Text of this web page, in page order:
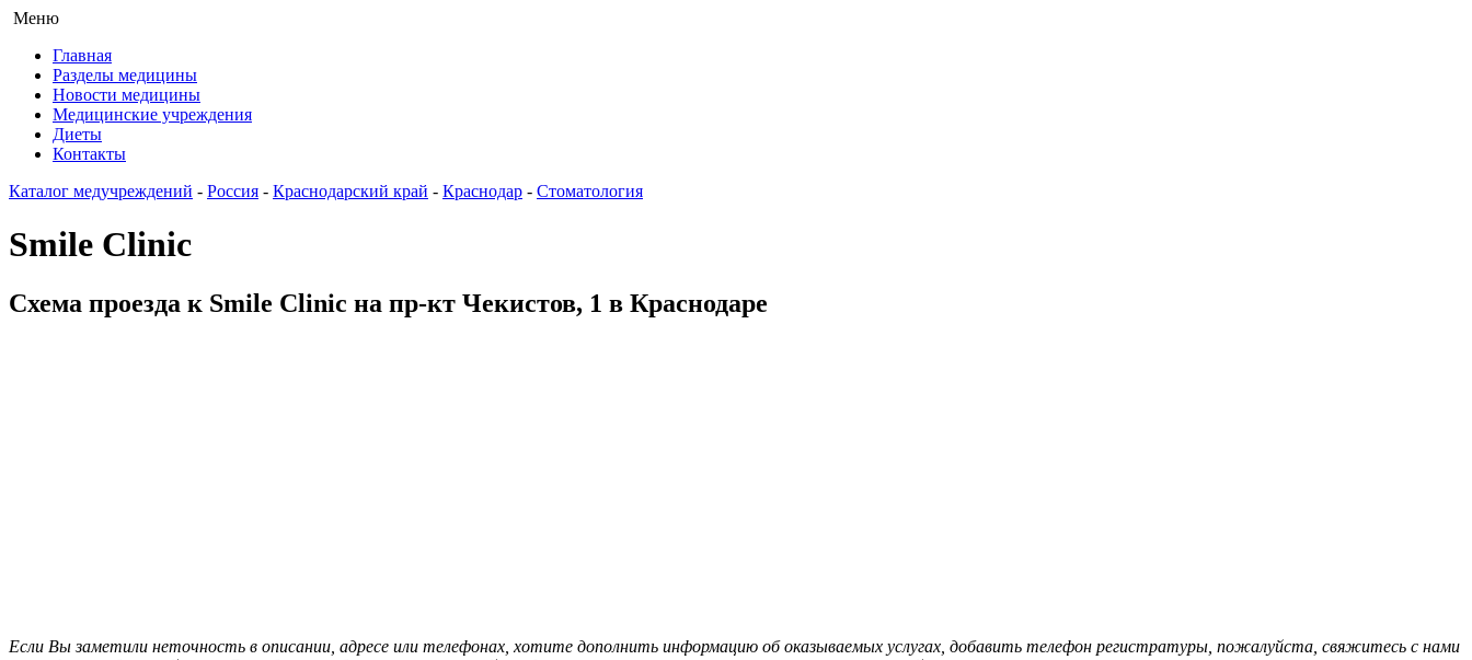
Меню
Главная
Разделы медицины
Новости медицины
Медицинские учреждения
Диеты
Контакты
Каталог медучреждений - Россия - Краснодарский край - Краснодар - Стоматология
Smile Clinic
Схема проезда к Smile Clinic на пр-кт Чекистов, 1 в Краснодаре
Если Вы заметили неточность в описании, адресе или телефонах, хотите дополнить информацию об оказываемых услугах, добавить телефон регистратуры, пожалуйста, свяжитесь с нами